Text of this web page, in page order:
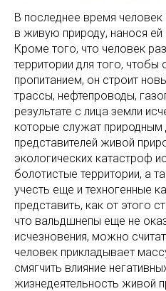
В последнее время человек
в живую природу, нанося
Кроме того, что человек
территории для того, чтобы
пропитанием, он строит
трассы, нефтепроводы,
результате с лица земли
которые служат
представителей живой
экологических катастроф
болотистые территории, а
учесть еще и техногенные
представить, как от этого
что вальдшнепы еще не
исчезновения, можно
человек прикладывает
смягчить влияние
жизнедеятельность живой